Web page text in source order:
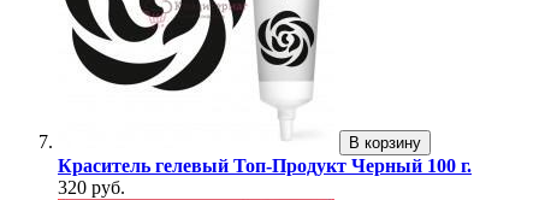
В корзину
Краситель гелевый Топ-Продукт Черный 100 г.
320 руб.